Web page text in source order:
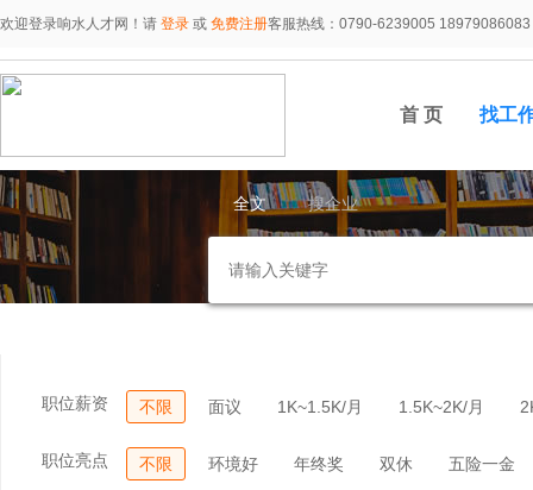
欢迎登录响水人才网！请 登录 或 免费注册客服热线：0790-6239005 18979086083
首 页 找工
全文 搜企业
职位薪资 不限 面议 1K~1.5K/月 1.5K~2K/月
职位亮点 不限 环境好 年终奖 双休 五险一金